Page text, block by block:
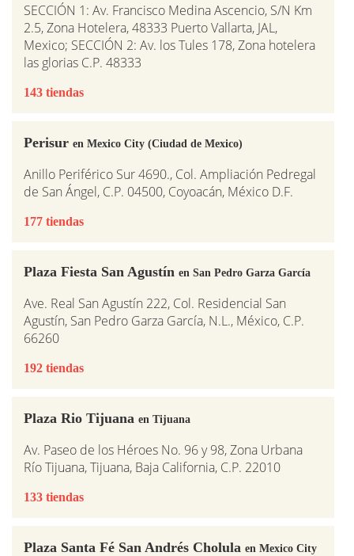
SECCIÓN 1: Av. Francisco Medina Ascencio, S/N Km
2.5, Zona Hotelera, 48333 Puerto Vallarta, JAL,
Mexico; SECCIÓN 2: Av. los Tules 178, Zona hotelera
las glorias C.P. 48333
143 tiendas
Perisur en Mexico City (Ciudad de Mexico)
Anillo Periférico Sur 4690., Col. Ampliación Pedregal
de San Ángel, C.P. 04500, Coyoacán, México D.F.
177 tiendas
Plaza Fiesta San Agustín en San Pedro Garza García
Ave. Real San Agustín 222, Col. Residencial San
Agustín, San Pedro Garza García, N.L., México, C.P.
66260
192 tiendas
Plaza Rio Tijuana en Tijuana
Av. Paseo de los Héroes No. 96 y 98, Zona Urbana
Río Tijuana, Tijuana, Baja California, C.P. 22010
133 tiendas
Plaza Santa Fé San Andrés Cholula en Mexico City